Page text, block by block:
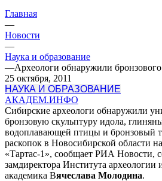
Главная
—
Новости
—
Наука и образование
—Археологи обнаружили
25 октября, 2011
НАУКА И ОБРАЗОВАНИЕ
АКАДЕМ.ИНФО
Сибирские археологи обнаружили
бронзовую скульптуру идола,
водоплавающей птицы и бронзовый
раскопок в Новосибирской области
«Тартас-1», сообщает РИА Новости,
замдиректора Института
академика Вячеслава Молодина.